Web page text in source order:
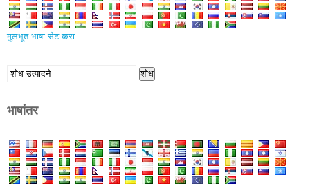
मुलभूत भाषा सेट करा
शोध
शोध
भाषांतर